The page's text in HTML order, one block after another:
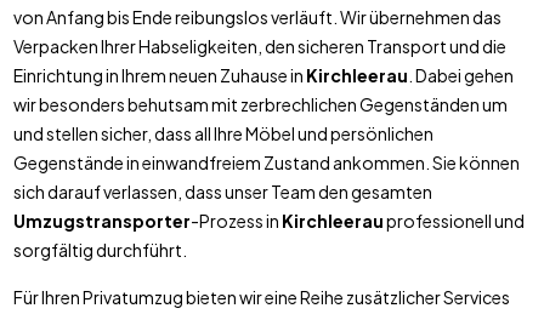
von Anfang bis Ende reibungslos verläuft. Wir übernehmen das
Verpacken Ihrer Habseligkeiten, den sicheren Transport und die
Einrichtung in Ihrem neuen Zuhause in Kirchleerau . Dabei gehen
wir besonders behutsam mit zerbrechlichen Gegenständen um
und stellen sicher, dass all Ihre Möbel und persönlichen
Gegenstände in einwandfreiem Zustand ankommen. Sie können
sich darauf verlassen, dass unser Team den gesamten
Umzugstransporter-Prozess in Kirchleerauprofessionell und
sorgfältig durchführt.
Für Ihren Privatumzug bieten wir eine Reihe zusätzlicher Services